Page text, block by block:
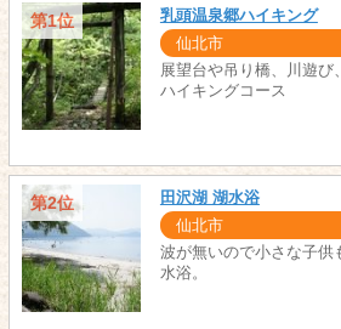
第1位 乳頭温泉郷ハイキング
仙北市
展望台や吊り橋、川遊び
ハイキングコース
第2位 田沢湖 湖水浴
仙北市
波が無いので小さな子供
水浴。